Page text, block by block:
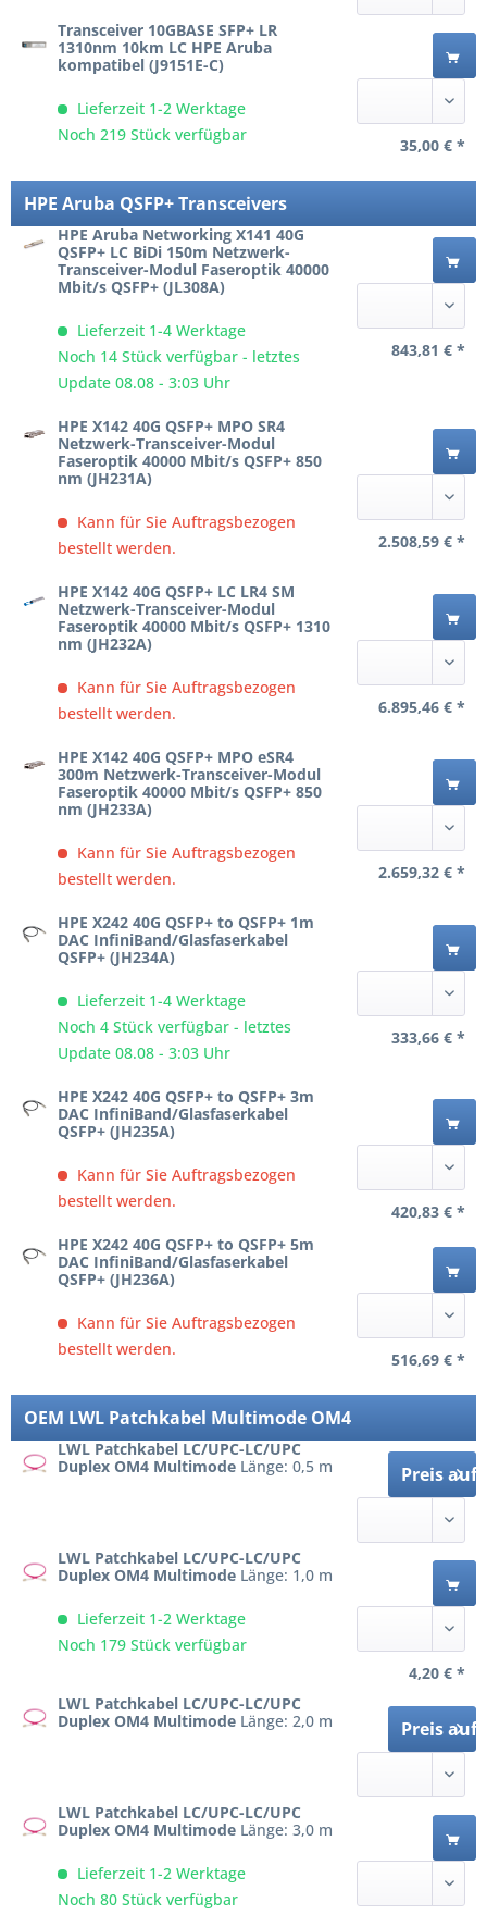
Transceiver 10GBASE SFP+ LR
1310nm 10km LC HPE Aruba
kompatibel (J9151E-C)
Lieferzeit 1-2 Werktage
Noch 219 Stück verfügbar
35,00 € *
HPE Aruba QSFP+ Transceivers
HPE Aruba Networking X141 40G
QSFP+ LC BiDi 150m Netzwerk-
Transceiver-Modul Faseroptik 40000
Mbit/s QSFP+ (JL308A)
Lieferzeit 1-4 Werktage
Noch 14 Stück verfügbar - letztes
Update 08.08 - 3:03 Uhr
843,81 € *
HPE X142 40G QSFP+ MPO SR4
Netzwerk-Transceiver-Modul
Faseroptik 40000 Mbit/s QSFP+ 850
nm (JH231A)
Kann für Sie Auftragsbezogen
bestellt werden.
2.508,59 € *
HPE X142 40G QSFP+ LC LR4 SM
Netzwerk-Transceiver-Modul
Faseroptik 40000 Mbit/s QSFP+ 1310
nm (JH232A)
Kann für Sie Auftragsbezogen
bestellt werden.
6.895,46 € *
HPE X142 40G QSFP+ MPO eSR4
300m Netzwerk-Transceiver-Modul
Faseroptik 40000 Mbit/s QSFP+ 850
nm (JH233A)
Kann für Sie Auftragsbezogen
bestellt werden.
2.659,32 € *
HPE X242 40G QSFP+ to QSFP+ 1m
DAC InfiniBand/Glasfaserkabel
QSFP+ (JH234A)
Lieferzeit 1-4 Werktage
Noch 4 Stück verfügbar - letztes
Update 08.08 - 3:03 Uhr
333,66 € *
HPE X242 40G QSFP+ to QSFP+ 3m
DAC InfiniBand/Glasfaserkabel
QSFP+ (JH235A)
Kann für Sie Auftragsbezogen
bestellt werden.
420,83 € *
HPE X242 40G QSFP+ to QSFP+ 5m
DAC InfiniBand/Glasfaserkabel
QSFP+ (JH236A)
Kann für Sie Auftragsbezogen
bestellt werden.
516,69 € *
OEM LWL Patchkabel Multimode OM4
LWL Patchkabel LC/UPC-LC/UPC
Duplex OM4 MultimodeLänge: 0,5 m Preis auf
LWL Patchkabel LC/UPC-LC/UPC
Duplex OM4 MultimodeLänge: 1,0 m
Lieferzeit 1-2 Werktage
Noch 179 Stück verfügbar
4,20 € *
LWL Patchkabel LC/UPC-LC/UPC
Duplex OM4 MultimodeLänge: 2,0 m Preis auf
LWL Patchkabel LC/UPC-LC/UPC
Duplex OM4 MultimodeLänge: 3,0 m
Lieferzeit 1-2 Werktage
Noch 80 Stück verfügbar